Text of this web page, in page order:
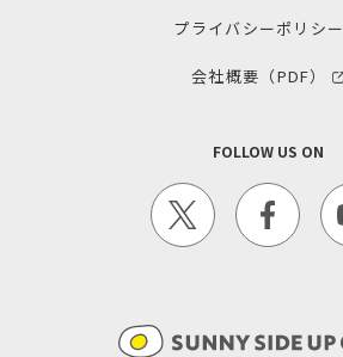
プライバシーポリシー
会社概要（PDF）
FOLLOW US ON